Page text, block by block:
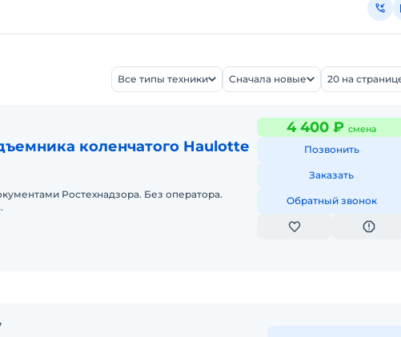
Все типы техники Сначала новые 20 на
коленчатого Haulotte
Ростехнадзора. Без оператора.
4 400 ₽ смена
Позвонить
Заказать
Обратный звонок